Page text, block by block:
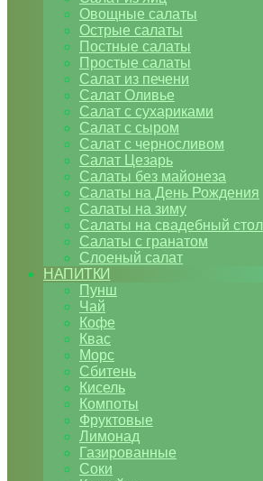
Овощные салаты
Острые салаты
Постные салаты
Простые салаты
Салат из печени
Салат Оливье
Салат с сухариками
Салат с сыром
Салат с черносливом
Салат Цезарь
Салаты без майонеза
Салаты на День Рождения
Салаты на зиму
Салаты на свадебный стол
Салаты с гранатом
Слоеный салат
НАПИТКИ
Пунш
Чай
Кофе
Квас
Морс
Сбитень
Кисель
Компоты
Фруктовые
Лимонад
Газированные
Соки